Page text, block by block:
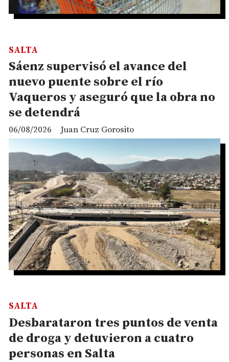
Sáenz supervisó el avance del
nuevo puente sobre el río
Vaqueros y aseguró que la obra no
se detendrá
Juan Cruz Gorosito
SALTA
06/08/2026
Desbarataron tres puntos de venta
de droga y detuvieron a cuatro
personas en Salta
SALTA